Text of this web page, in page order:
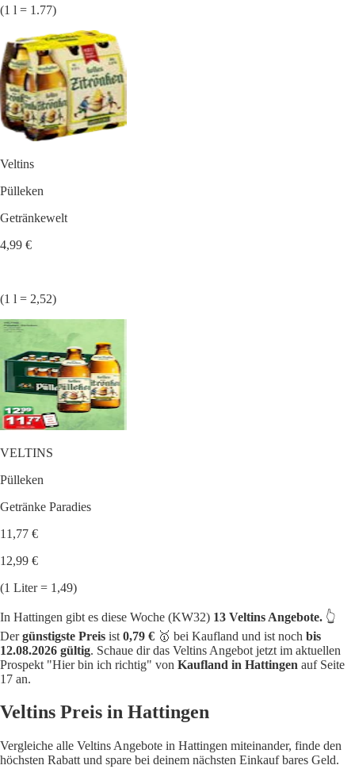
(1 l = 1.77)
Veltins
Pülleken
Getränkewelt
4,99 €
(1 l = 2,52)
VELTINS
Pülleken
Getränke Paradies
11,77 €
12,99 €
(1 Liter = 1,49)
In Hattingen gibt es diese Woche (KW32) 13 Veltins Angebote. 👆
Dergünstigste Preis ist 0,79 € 🥇 bei Kaufland und ist noch bis
12.08.2026 gültig. Schaue dir das Veltins Angebot jetzt im aktuellen
Prospekt "Hier bin ich richtig" von Kaufland in Hattingen auf Seite
17 an.
Veltins Preis in Hattingen
Vergleiche alle Veltins Angebote in Hattingen miteinander, finde den
höchsten Rabatt und spare bei deinem nächsten Einkauf bares Geld.